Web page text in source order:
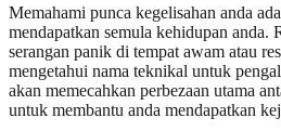
Memahami punca kegelisahan anda
mendapatkan semula kehidupan anda.
serangan panik di tempat awam atau
mengetahui nama teknikal untuk
akan memecahkan perbezaan utama
untuk membantu anda mendapatkan